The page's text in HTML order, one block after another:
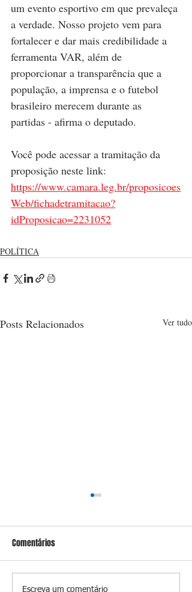
um evento esportivo em que prevaleça
a verdade. Nosso projeto vem para
fortalecer e dar mais credibilidade a
ferramenta VAR, além de
proporcionar a transparência que a
população, a imprensa e o futebol
brasileiro merecem durante as
partidas - afirma o deputado.
Você pode acessar a tramitação da
proposição neste link:
https://www.camara.leg.br/proposicoes
Web/fichadetramitacao?
idProposicao=2231052
POLÍTICA
Posts Relacionados Ver tudo
Comentários
Escreva um comentário